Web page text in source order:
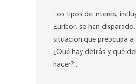
Los tipos de interés,
Euribor, se han
situación que preocupa a
¿Qué hay detrás y qué
hacer?...